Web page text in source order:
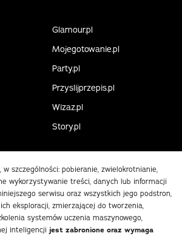
Glamour.pl
Mojegotowanie.pl
Party.pl
Przyslijprzepis.pl
Wizaz.pl
Story.pl
w szczególności: pobieranie, zwielokrotnianie,
wykorzystywanie treści, danych lub informacji
serwisu oraz wszystkich jego podstron,
eksploracji, zmierzającej do tworzenia,
systemów uczenia maszynowego,
inteligencji jest zabronione oraz wymaga